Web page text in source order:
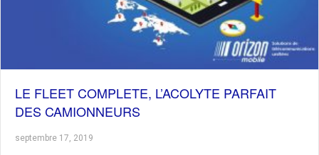
LE FLEET COMPLETE, L’ACOLYTE PARFAIT
DES CAMIONNEURS
septembre 17, 2019